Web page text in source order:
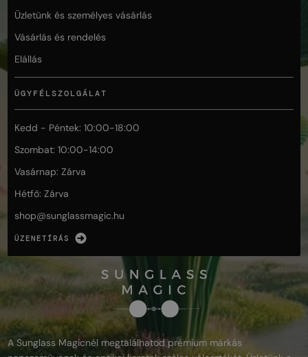
Üzletünk és személyes vásárlás
Vásárlás és rendelés
Elállás
ÜGYFÉLSZOLGÁLAT
Kedd - Péntek: 10:00-18:00
Szombat: 10:00-14:00
Vasárnap: Zárva
Hétfő: Zárva
shop@sunglassmagic.hu
ÜZENETÍRÁS
A Sunglass Magicnél megtalálhatod prémium márkás